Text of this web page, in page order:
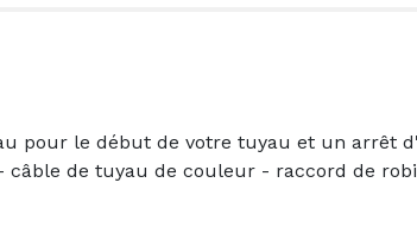
pour le début de votre tuyau et un arrêt
de tuyau de couleur - raccord de